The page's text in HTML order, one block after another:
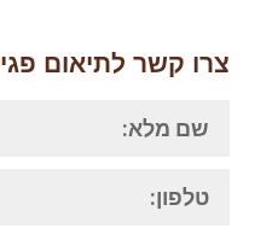
צרו קשר לתיאום